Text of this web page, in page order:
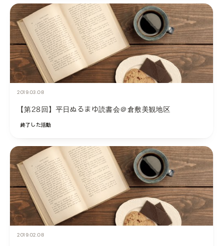
2019.03.08
【第28回】平日ぬるまゆ読書会＠倉敷美観地区
終了した活動
2019.02.08